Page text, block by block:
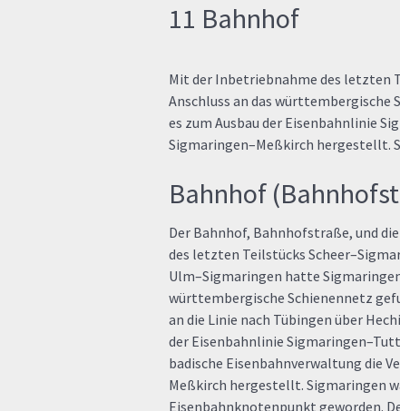
11 Bahnhof
Mit der Inbetriebnahme des letzten
Anschluss an das württembergische
es zum Ausbau der Eisenbahnlinie
Sigmaringen–Meßkirch hergestellt.
Bahnhof
Der Bahnhof, Bahnhofstraße, und
des letzten Teilstücks
Ulm–Sigmaringen hatte
württembergische Schienennetz
an die Linie nach Tübingen über
der Eisenbahnlinie
badische Eisenbahnverwaltung die
Meßkirch hergestellt. Sigmaringen
Eisenbahnknotenpunkt geworden.